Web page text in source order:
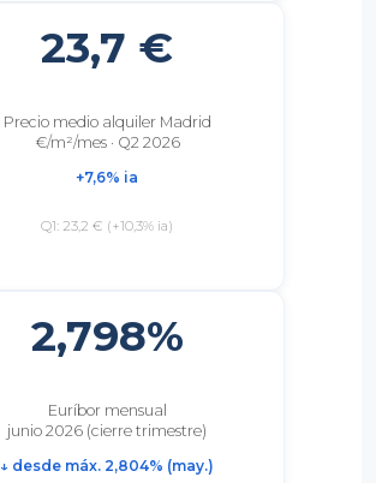
23,7 €
Precio medio alquiler Madrid
€/m²/mes · Q2 2026
+7,6% ia
Q1: 23,2 € (+10,3% ia)
2,798%
Euríbor mensual
junio 2026 (cierre trimestre)
↓ desde máx. 2,804% (may.)